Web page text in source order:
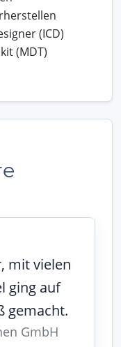
(ICD)
(MDT)
mit vielen
ging auf
gemacht.
GmbH